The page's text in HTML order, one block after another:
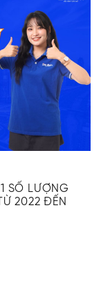
SỐ LƯỢNG
2022 ĐẾN